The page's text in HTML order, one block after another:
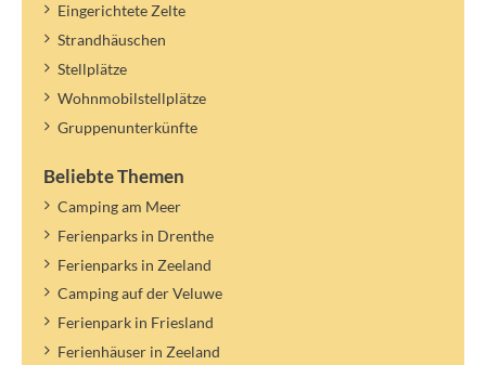
Eingerichtete Zelte
Strandhäuschen
Stellplätze
Wohnmobilstellplätze
Gruppenunterkünfte
Beliebte Themen
Camping am Meer
Ferienparks in Drenthe
Ferienparks in Zeeland
Camping auf der Veluwe
Ferienpark in Friesland
Ferienhäuser in Zeeland